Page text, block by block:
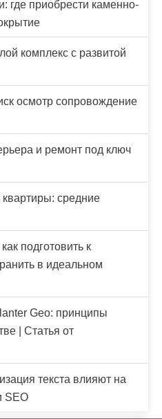
где приобрести каменно-
комплекс с развитой
осмотр сопровождение
и ремонт под ключ
средние
подготовить к
в идеальном
Geo: принципы
| Статья от
текста влияют на
SEO